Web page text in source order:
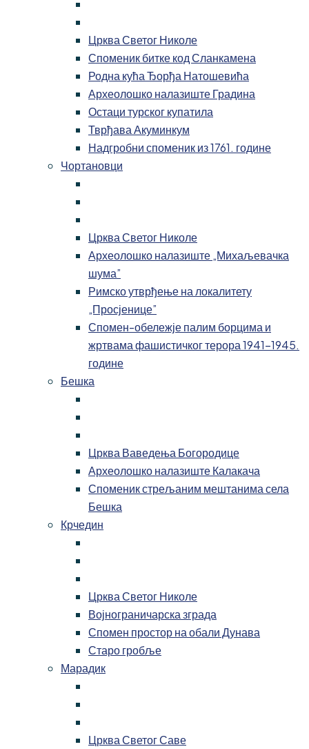
Црква Светог Николе
Споменик битке код Сланкамена
Родна кућа Ђорђа Натошевића
Археолошко налазиште Градина
Остаци турског купатила
Тврђава Акуминкум
Надгробни споменик из 1761. године
Чортановци
Црква Светог Николе
Археолошко налазиште „Михаљевачка
шума”
Римско утврђење на локалитету
„Просјенице”
Спомен-обележје палим борцима и
жртвама фашистичког терора 1941-1945.
године
Бешка
Црква Ваведења Богородице
Археолошко налазиште Калакача
Споменик стрељаним мештанима села
Бешка
Крчедин
Црква Светог Николе
Војнограничарска зграда
Спомен простор на обали Дунава
Старо гробље
Марадик
Црква Светог Саве